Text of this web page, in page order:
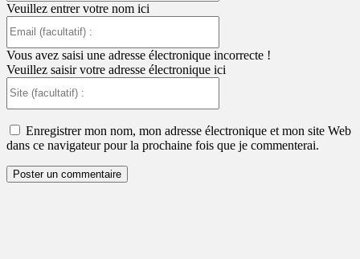
Veuillez entrer votre nom ici
:
Vous avez saisi une adresse électronique incorrecte !
Veuillez saisir votre adresse électronique ici
:
Enregistrer mon nom, mon adresse électronique et mon site Web
dans ce navigateur pour la prochaine fois que je commenterai.